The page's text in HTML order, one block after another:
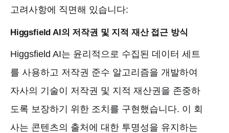
고려사항에 직면해 있습니다:
Higgsfield AI의 저작권 및 지적 재산 접근 방식
Higgsfield AI는 윤리적으로 수집된 데이터 세트
를 사용하고 저작권 준수 알고리즘을 개발하여
자사의 기술이 저작권 및 지적 재산권을 존중하
도록 보장하기 위한 조치를 구현했습니다. 이 회
사는 콘텐츠의 출처에 대한 투명성을 유지하는